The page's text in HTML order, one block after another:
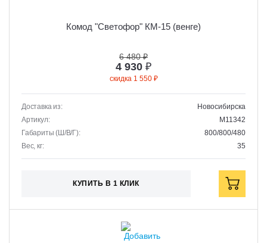
Комод "Светофор" КМ-15 (венге)
6 480 ₽
4 930 ₽
скидка 1 550 ₽
Доставка из:
Новосибирска
Артикул:
M11342
Габариты (Ш/В/Г):
800/800/480
Вес, кг:
35
КУПИТЬ В 1 КЛИК